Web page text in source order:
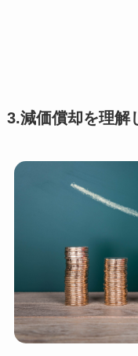
3.減価償却を理解